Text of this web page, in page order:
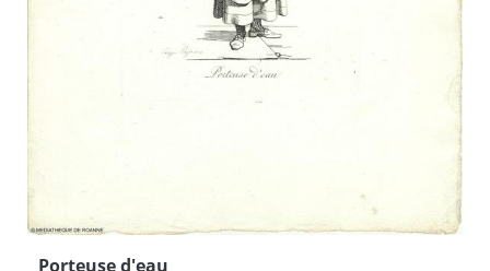
Porteuse d'eau